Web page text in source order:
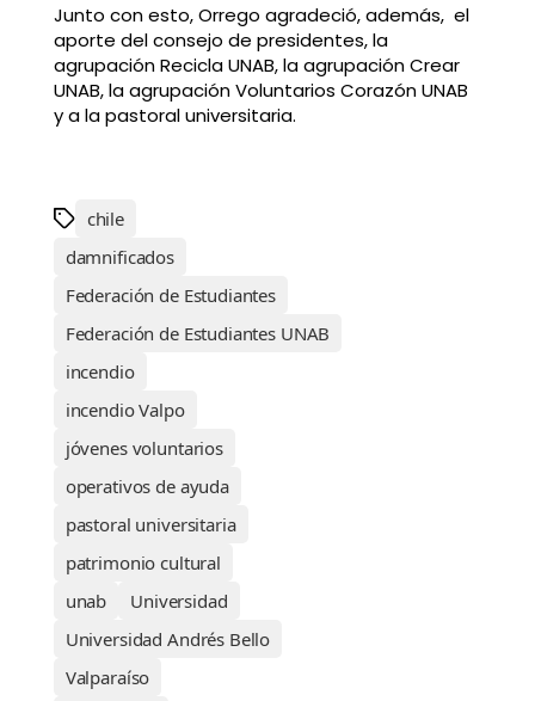
Junto con esto, Orrego agradeció, además, el
aporte del consejo de presidentes, la
agrupación Recicla UNAB, la agrupación Crear
UNAB, la agrupación Voluntarios Corazón UNAB
y a la pastoral universitaria.
chile
damnificados
Federación de Estudiantes
Federación de Estudiantes UNAB
incendio
incendio Valpo
jóvenes voluntarios
operativos de ayuda
pastoral universitaria
patrimonio cultural
unab
Universidad
Universidad Andrés Bello
Valparaíso